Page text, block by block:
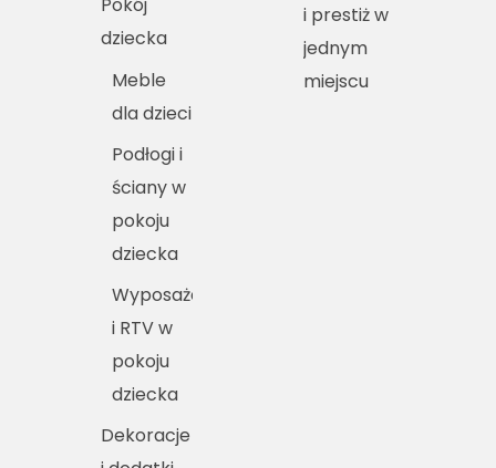
dziecka
Meble
dla dzieci
Podłogi i
ściany w
pokoju
dziecka
Wyposażenie
i RTV w
pokoju
dziecka
Dekoracje
i prestiż w
jednym
miejscu